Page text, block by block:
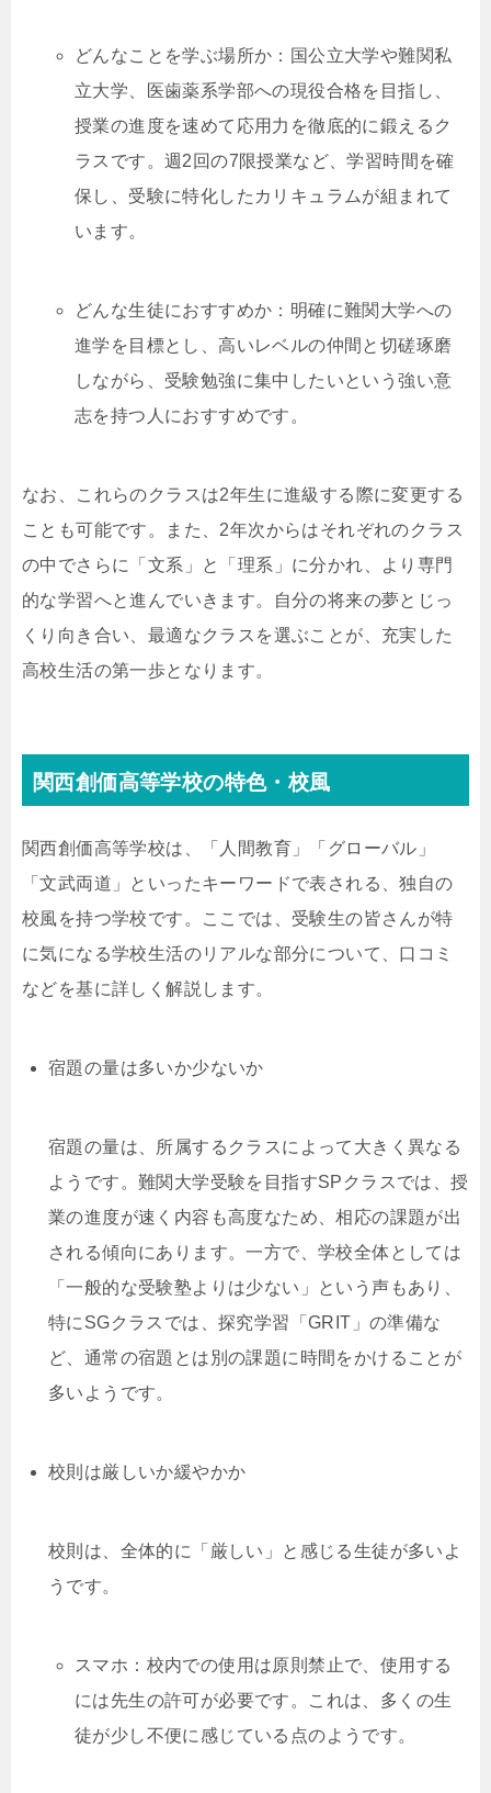
どんなことを学ぶ場所か：国公立大学や難関私
立大学、医歯薬系学部への現役合格を目指し、
授業の進度を速めて応用力を徹底的に鍛えるク
ラスです。週2回の7限授業など、学習時間を確
保し、受験に特化したカリキュラムが組まれて
います。
どんな生徒におすすめか：明確に難関大学への
進学を目標とし、高いレベルの仲間と切磋琢磨
しながら、受験勉強に集中したいという強い意
志を持つ人におすすめです。
なお、これらのクラスは2年生に進級する際に変更する
ことも可能です。また、2年次からはそれぞれのクラス
の中でさらに「文系」と「理系」に分かれ、より専門
的な学習へと進んでいきます。自分の将来の夢とじっ
くり向き合い、最適なクラスを選ぶことが、充実した
高校生活の第一歩となります。
関西創価高等学校の特色・校風
関西創価高等学校は、「人間教育」「グローバル」
「文武両道」といったキーワードで表される、独自の
校風を持つ学校です。ここでは、受験生の皆さんが特
に気になる学校生活のリアルな部分について、口コミ
などを基に詳しく解説します。
宿題の量は多いか少ないか
宿題の量は、所属するクラスによって大きく異なる
ようです。難関大学受験を目指すSPクラスでは、授
業の進度が速く内容も高度なため、相応の課題が出
される傾向にあります。一方で、学校全体としては
「一般的な受験塾よりは少ない」という声もあり、
特にSGクラスでは、探究学習「GRIT」の準備な
ど、通常の宿題とは別の課題に時間をかけることが
多いようです。
校則は厳しいか緩やかか
校則は、全体的に「厳しい」と感じる生徒が多いよ
うです。
スマホ：校内での使用は原則禁止で、使用する
には先生の許可が必要です。これは、多くの生
徒が少し不便に感じている点のようです。